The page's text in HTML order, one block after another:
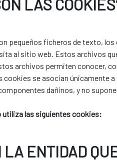
LAS
pequeños ficheros de texto,
al sitio web. Estos archivos
archivos permiten conocer,
cookies se asocian únicamente
dañinos, y no
utiliza las siguientes cookies:
LA ENTIDAD